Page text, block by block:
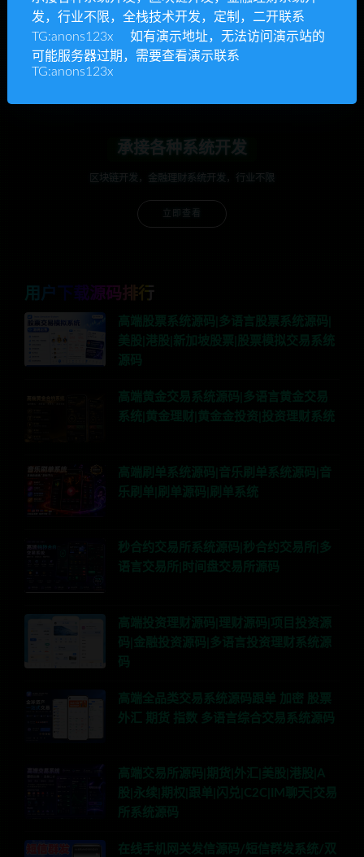
立即查看
承接各种系统开发
区块链开发，金融理财系统开发，行业不限
用户下载源码排行
高端股票系统源码|多语言股票系统源码|
美股|港股|新加坡股票|股票模拟交易系统
源码
高端黄金交易系统源码|多语言黄金交易
系统|黄金理财|黄金金投资|投资理财系统
高端刷单系统源码|音乐刷单系统源码|音
乐刷单|刷单源码|刷单系统
秒合约交易所系统源码|秒合约交易所|多
语言交易所|时间盘交易所源码
高端投资理财源码|理财源码|项目投资源
码|金融投资源码|多语言投资理财系统源
码
高端全品类交易系统源码跟单 加密 股票
外汇 期货 指数 多语言综合交易系统源码
高端交易所源码|期货|外汇|美股|港股|A
股|永续|期权|跟单|闪兑|C2C|IM聊天|交易
所系统源码
在线手机网关发信源码/短信群发系统/双
发，行业不限，全栈技术开发，定制，二开联系
TG:anons123x 如有演示地址，无法访问演示站的
可能服务器过期，需要查看演示联系
TG:anons123x